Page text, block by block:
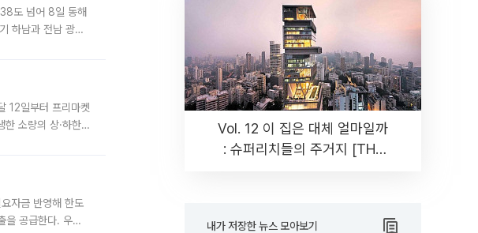
도 넘어 8일 동해
하남과 전남 광양
12일부터 프리마켓
한 소량의 상·하한
자금 반영해 한도
을 공급한다. 우리
Vol. 12 이 집은 대체 얼마일까
: 슈퍼리치들의 주거지 [THE
내가 저장한 뉴스 모아보기